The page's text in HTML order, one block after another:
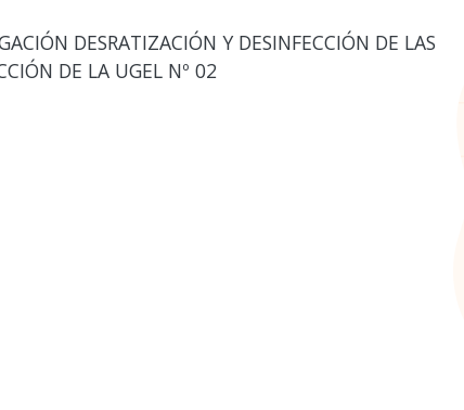
DESRATIZACIÓN Y DESINFECCIÓN DE LAS
DE LA UGEL Nº 02